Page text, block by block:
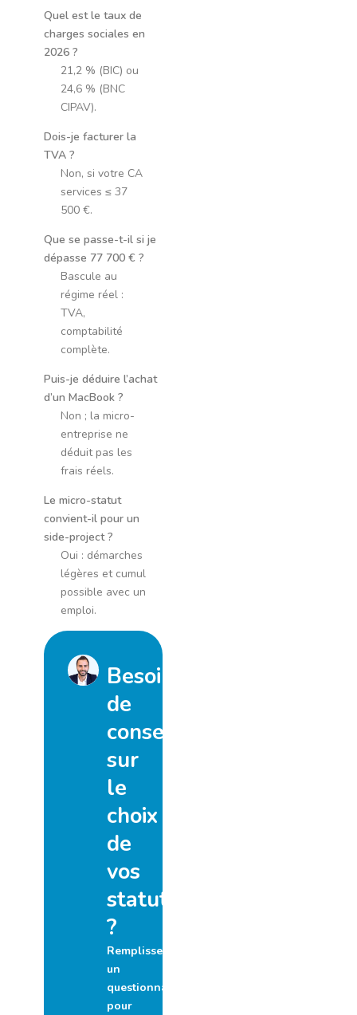
Quel est le taux de
charges sociales en
2026 ?
21,2 % (BIC) ou
24,6 % (BNC
CIPAV).
Dois-je facturer la
TVA ?
Non, si votre CA
services ≤ 37
500 €.
Que se passe-t-il si je
dépasse 77 700 € ?
Bascule au
régime réel :
TVA,
comptabilité
complète.
Puis-je déduire l’achat
d’un MacBook ?
Non ; la micro-
entreprise ne
déduit pas les
frais réels.
Le micro-statut
convient-il pour un
side-project ?
Oui : démarches
légères et cumul
possible avec un
emploi.
Besoin
de
conseil
sur
le
choix
de
vos
statuts
?
Remplissez
un
questionnaire
pour